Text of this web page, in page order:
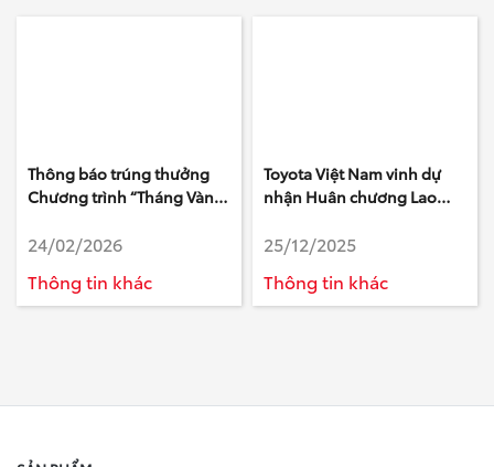
Thông báo trúng thưởng
Chương trình “Tháng Vàng
24/02/2026
Thông tin khác
Toyota Việt Nam vinh dự
nhận Huân chương Lao
25/12/2025
Thông tin khác